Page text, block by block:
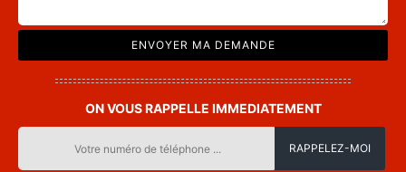
ON VOUS RAPPELLE IMMEDIATEMENT